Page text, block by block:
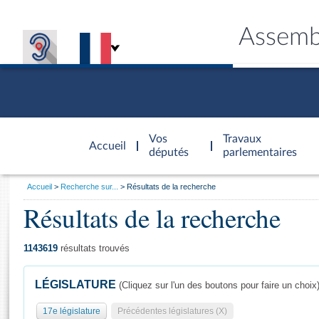
Accueil
d'accueil
Vos
députés
Travaux
parlementaires
Général
Vous
Accueil Recherche sur... Résultats de la recherche
Résultats de la recherche
1143619 résultats trouvés
LÉGISLATURE (Cliquez sur l'un des boutons pour faire un choix)
17e législature Précédentes législatures (X)